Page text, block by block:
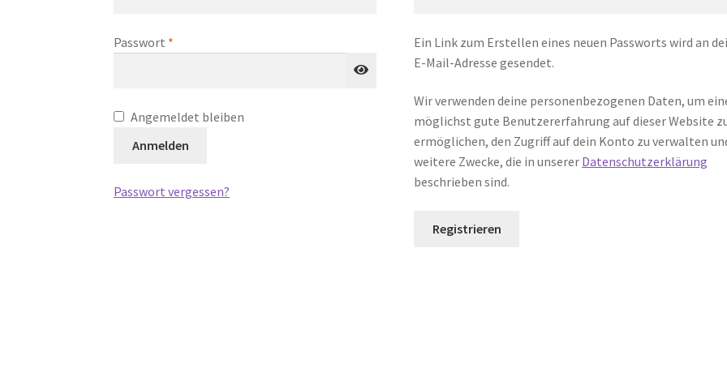
Passwort *
Angemeldet bleiben
Anmelden
Passwort vergessen?
Ein Link zum Erstellen eines neuen Passworts wird an
E-Mail-Adresse gesendet.
Wir verwenden deine personenbezogenen Daten, um
möglichst gute Benutzererfahrung auf dieser Website
ermöglichen, den Zugriff auf dein Konto zu verwalten
weitere Zwecke, die in unserer Datenschutzerklärung
beschrieben sind.
Registrieren